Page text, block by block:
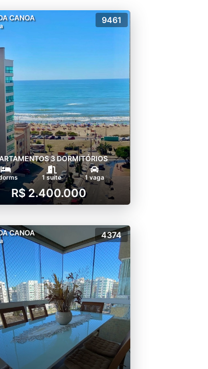
CANOA 9461
3 DORMITÓRIOS
1 suíte 1 vaga
R$ 2.400.000
CANOA 4374